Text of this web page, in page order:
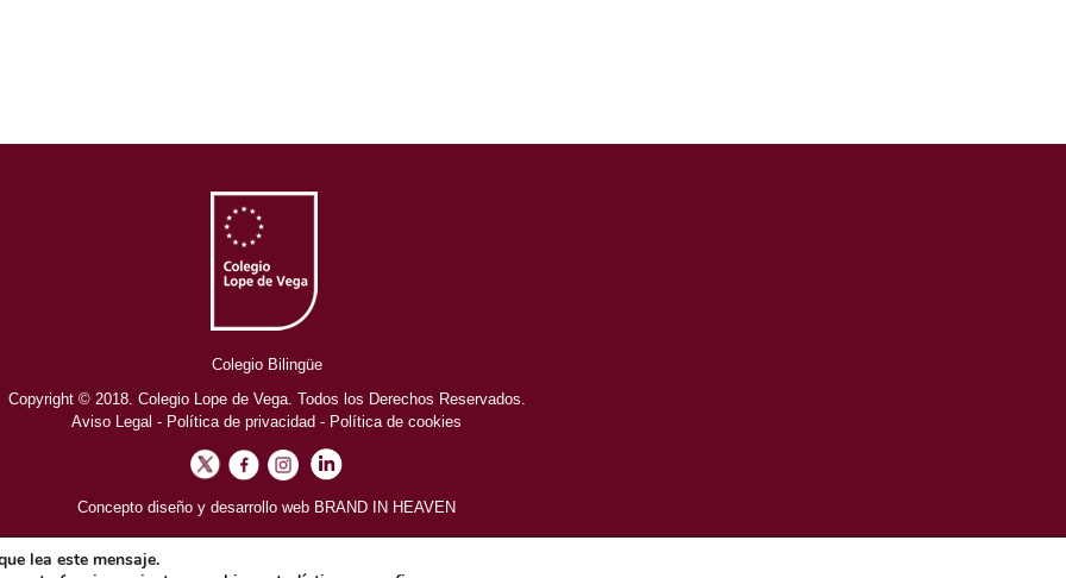
Colegio Bilingüe
Copyright © 2018. Colegio Lope de Vega. Todos los Derechos Reservados.
Aviso Legal - Política de privacidad - Política de cookies
Concepto diseño y desarrollo web BRAND IN HEAVEN
lea este mensaje.